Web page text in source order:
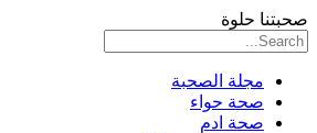
صحبتنا حلوة
مجلة الصحبة
صحة حواء
صحة ادم